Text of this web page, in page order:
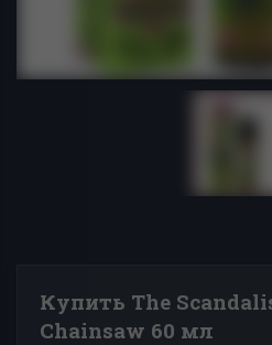
Купить The
Chainsaw 60 мл